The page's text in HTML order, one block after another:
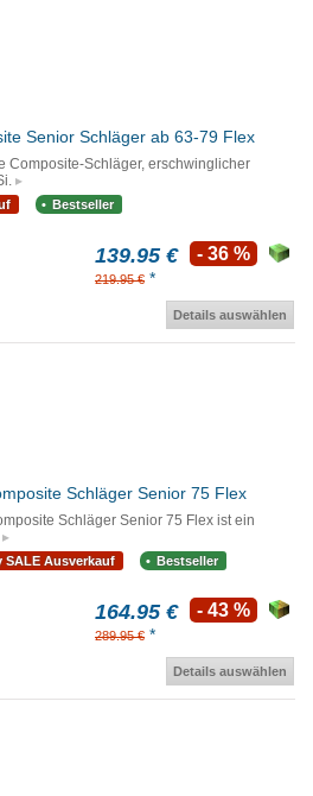
Senior Schläger ab 63-79 Flex
Composite-Schläger, erschwinglicher
Bestseller
139.95 €
219.95 € *
- 36 %
Details auswählen
Schläger Senior 75 Flex
Schläger Senior 75 Flex ist ein
SALE Ausverkauf Bestseller
164.95 €
289.95 € *
- 43 %
Details auswählen